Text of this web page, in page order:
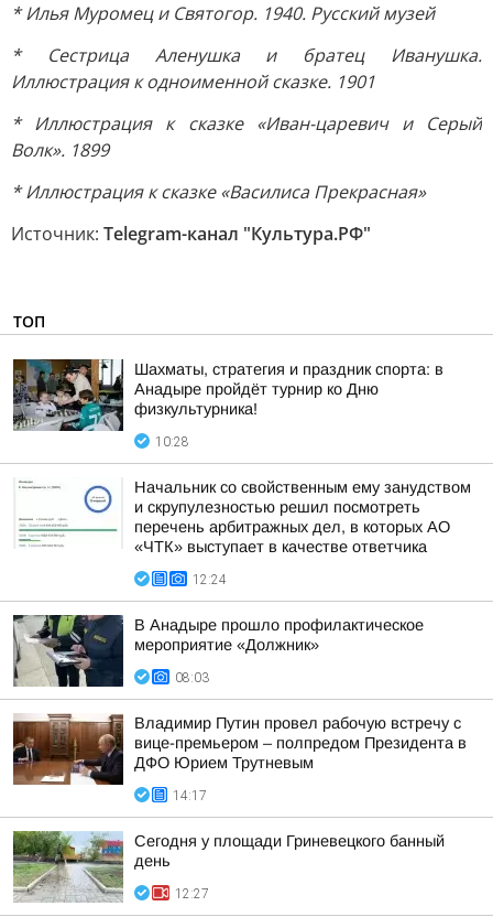
* Илья Муромец и Святогор. 1940. Русский музей
* Сестрица Аленушка и братец Иванушка.
Иллюстрация к одноименной сказке. 1901
* Иллюстрация к сказке «Иван-царевич и Серый
Волк». 1899
* Иллюстрация к сказке «Василиса Прекрасная»
Источник: Telegram-канал "Культура.РФ"
ТОП
Шахматы, стратегия и праздник спорта: в
Анадыре пройдёт турнир ко Дню
физкультурника!
10:28
Начальник со свойственным ему занудством
и скрупулезностью решил посмотреть
перечень арбитражных дел, в которых АО
«ЧТК» выступает в качестве ответчика
12:24
В Анадыре прошло профилактическое
мероприятие «Должник»
08:03
Владимир Путин провел рабочую встречу с
вице-премьером – полпредом Президента в
ДФО Юрием Трутневым
14:17
Сегодня у площади Гриневецкого банный
день
12:27